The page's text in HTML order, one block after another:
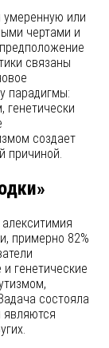
умеренную или
чертами и
связаны
парадигмы:
генетически
создает
причиной.
примерно 82%
генетические
состояла
являются